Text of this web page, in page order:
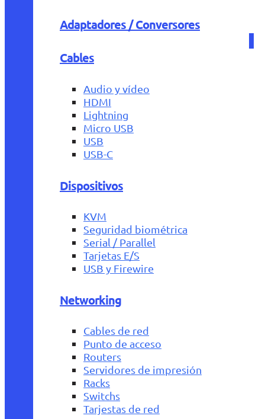
Adaptadores / Conversores
Cables
Audio y vídeo
HDMI
Lightning
Micro USB
USB
USB-C
Dispositivos
KVM
Seguridad biométrica
Serial / Parallel
Tarjetas E/S
USB y Firewire
Networking
Cables de red
Punto de acceso
Routers
Servidores de impresión
Racks
Switchs
Tarjestas de red